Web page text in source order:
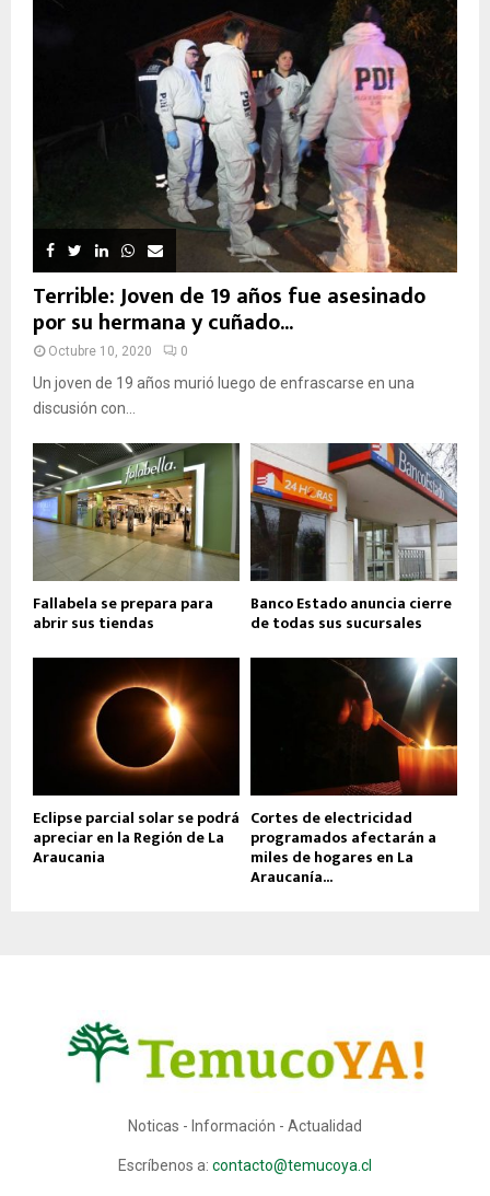
Terrible: Joven de 19 años fue asesinado
por su hermana y cuñado...
Octubre 10, 2020 0
Un joven de 19 años murió luego de enfrascarse en una
discusión con...
Fallabela se prepara para
abrir sus tiendas
Banco Estado anuncia cierre
de todas sus sucursales
Eclipse parcial solar se podrá
apreciar en la Región de La
Araucania
Cortes de electricidad
programados afectarán a
miles de hogares en La
Araucanía...
Noticas - Información - Actualidad
Escríbenos a: contacto@temucoya.cl